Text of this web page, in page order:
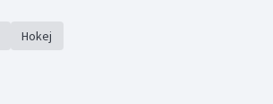
Hokej